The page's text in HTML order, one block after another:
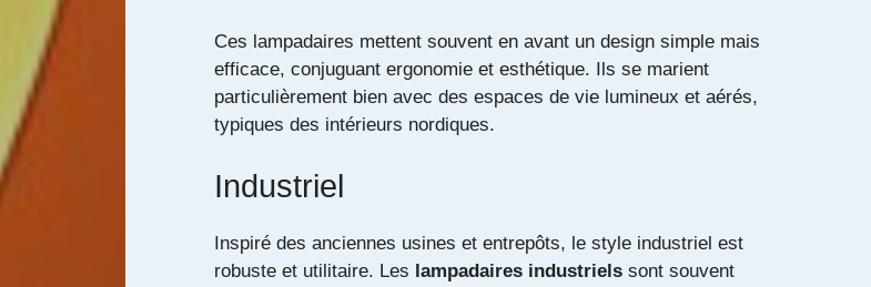
Ces lampadaires mettent souvent en avant un design simple mais
efficace, conjuguant ergonomie et esthétique. Ils se marient
particulièrement bien avec des espaces de vie lumineux et aérés,
typiques des intérieurs nordiques.
Industriel
Inspiré des anciennes usines et entrepôts, le style industriel est
robuste et utilitaire. Les lampadaires industriels sont souvent